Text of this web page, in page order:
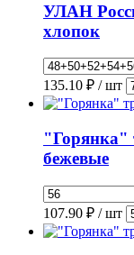
УЛАН
хлопок
135.10 ₽ / шт
"Горянка"
бежевые
107.90 ₽ / шт